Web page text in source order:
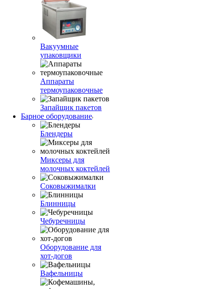
Вакуумные
упаковщики
Аппараты
термоупаковочные
Запайщик пакетов
Барное оборудование
Блендеры
Миксеры для
молочных коктейлей
Соковыжималки
Блинницы
Чебуречницы
Оборудование для
хот-догов
Вафельницы